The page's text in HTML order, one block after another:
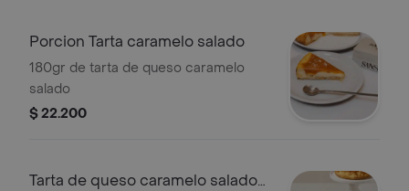
Porcion Tarta caramelo salado
180gr de tarta de queso caramelo
salado
$ 22.200
Tarta de queso caramelo salado